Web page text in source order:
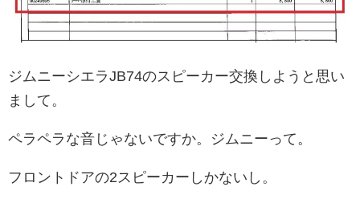
ジムニーシエラJB74のスピーカー交換しようと思い
まして。
ペラペラな音じゃないですか。ジムニーって。
フロントドアの2スピーカーしかないし。